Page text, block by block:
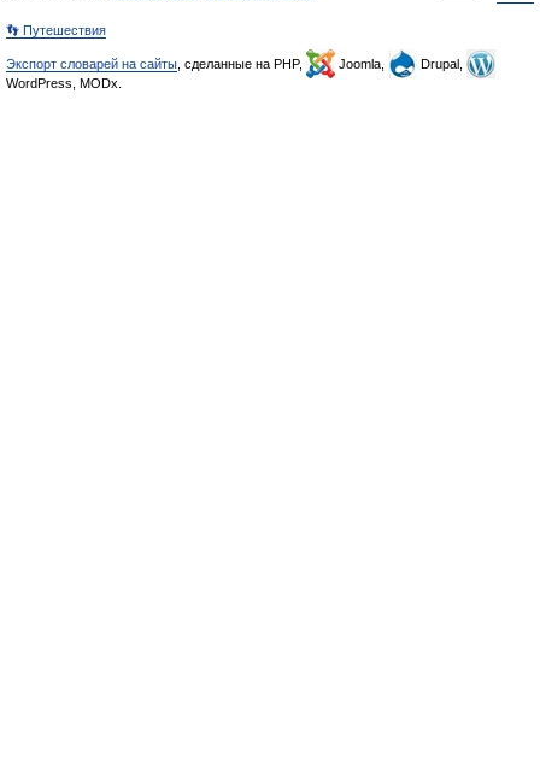
👣 Путешествия
Экспорт словарей на сайты , сделанные на PHP, Joomla,
Drupal,
WordPress, MODx.